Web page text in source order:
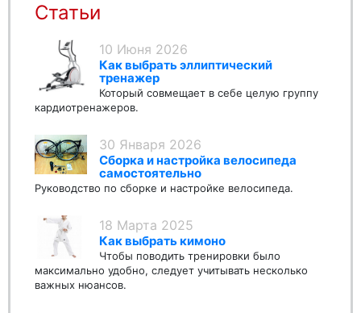
Статьи
10 Июня 2026
Как выбрать эллиптический
тренажер
Который совмещает в себе целую группу
кардиотренажеров.
30 Января 2026
Сборка и настройка велосипеда
самостоятельно
Руководство по сборке и настройке велосипеда.
18 Марта 2025
Как выбрать кимоно
Чтобы поводить тренировки было
максимально удобно, следует учитывать несколько
важных нюансов.